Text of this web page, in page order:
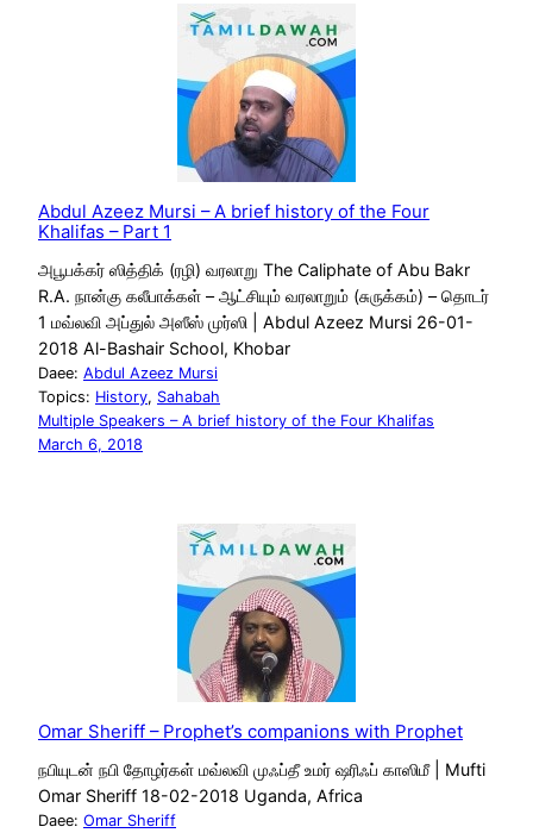
Abdul Azeez Mursi – A brief history of the Four
Khalifas – Part 1
அபூபக்கர் ஸித்திக் (ரழி) வரலாறு The Caliphate of Abu Bakr
R.A. நான்கு கலீபாக்கள் – ஆட்சியும் வரலாறும் (சுருக்கம்) – தொடர்
1 மவ்லவி அப்துல் அஸீஸ் முர்ஸி | Abdul Azeez Mursi 26-01-
2018 Al-Bashair School, Khobar
Daee: Abdul Azeez Mursi
Topics: History, Sahabah
Multiple Speakers – A brief history of the Four Khalifas
March 6, 2018
Omar Sheriff – Prophet’s companions with Prophet
நபியுடன் நபி தோழர்கள் மவ்லவி முஃப்தீ உமர் ஷரிஃப் காஸிமீ | Mufti
Omar Sheriff 18-02-2018 Uganda, Africa
Daee: Omar Sheriff